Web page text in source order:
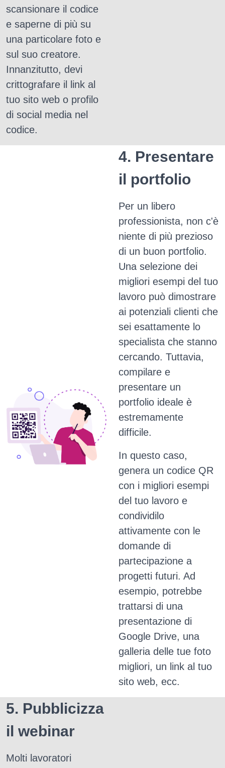
scansionare il codice
e saperne di più su
una particolare foto e
sul suo creatore.
Innanzitutto, devi
crittografare il link al
tuo sito web o profilo
di social media nel
codice.
4. Presentare
il portfolio
Per un libero
professionista, non c'è
niente di più prezioso
di un buon portfolio.
Una selezione dei
migliori esempi del tuo
lavoro può dimostrare
ai potenziali clienti che
sei esattamente lo
specialista che stanno
cercando. Tuttavia,
compilare e
presentare un
portfolio ideale è
estremamente
difficile.
In questo caso,
genera un codice QR
con i migliori esempi
del tuo lavoro e
condividilo
attivamente con le
domande di
partecipazione a
progetti futuri. Ad
esempio, potrebbe
trattarsi di una
presentazione di
Google Drive, una
galleria delle tue foto
migliori, un link al tuo
sito web, ecc.
5. Pubblicizza
il webinar
Molti lavoratori